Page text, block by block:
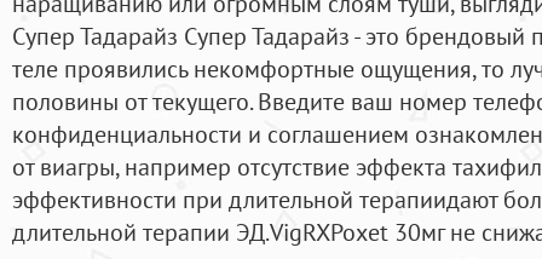
Супер Тадарайз Супер Тадарайз - это брендовый
теле проявились некомфортные ощущения, то
половины от текущего. Введите ваш номер
конфиденциальности и соглашением
от виагры, например отсутствие эффекта
эффективности при длительной терапиидают
длительной терапии ЭД.VigRXPoxet 30мг не